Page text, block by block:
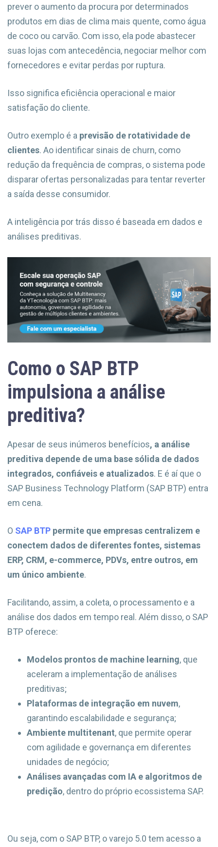
prever o aumento da procura por determinados
produtos em dias de clima mais quente, como água
de coco ou carvão. Com isso, ela pode abastecer
suas lojas com antecedência, negociar melhor com
fornecedores e evitar perdas por ruptura.
Isso significa eficiência operacional e maior
satisfação do cliente.
Outro exemplo é a previsão de rotatividade de
clientes. Ao identificar sinais de churn, como
redução da frequência de compras, o sistema pode
disparar ofertas personalizadas para tentar reverter
a saída desse consumidor.
A inteligência por trás disso é baseada em dados e
análises preditivas.
Como o SAP BTP
impulsiona a análise
preditiva?
Apesar de seus inúmeros benefícios, a análise
preditiva depende de uma base sólida de dados
integrados, confiáveis e atualizados. E é aí que o
SAP Business Technology Platform (SAP BTP) entra
em cena.
O SAP BTP permite que empresas centralizem e
conectem dados de diferentes fontes, sistemas
ERP, CRM, e-commerce, PDVs, entre outros, em
um único ambiente.
Facilitando, assim, a coleta, o processamento e a
análise dos dados em tempo real. Além disso, o SAP
BTP oferece:
Modelos prontos de machine learning, que
aceleram a implementação de análises
preditivas;
Plataformas de integração em nuvem,
garantindo escalabilidade e segurança;
Ambiente multitenant, que permite operar
com agilidade e governança em diferentes
unidades de negócio;
Análises avançadas com IA e algoritmos de
predição, dentro do próprio ecossistema SAP.
Ou seja, com o SAP BTP, o varejo 5.0 tem acesso a